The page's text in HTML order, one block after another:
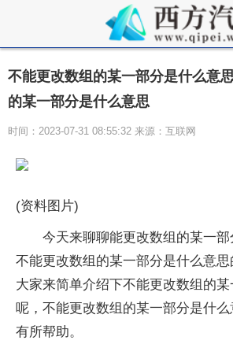
不能更改数组的某一部分是什么意
的某一部分是什么意思
时间：2023-07-31 08:55:32 来源：互联网
(资料图片)
今天来聊聊能更改数组的某一部
不能更改数组的某一部分是什么意
大家来简单介绍下不能更改数组的
呢，不能更改数组的某一部分是什
有所帮助。